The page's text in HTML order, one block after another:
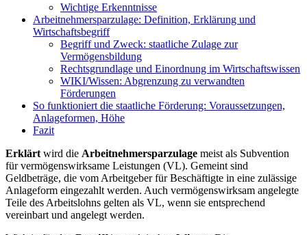
Wichtige Erkenntnisse
Arbeitnehmersparzulage: Definition, Erklärung und
Wirtschaftsbegriff
Begriff und Zweck: staatliche Zulage zur
Vermögensbildung
Rechtsgrundlage und Einordnung im Wirtschaftswissen
WIKI/Wissen: Abgrenzung zu verwandten
Förderungen
So funktioniert die staatliche Förderung: Voraussetzungen,
Anlageformen, Höhe
Fazit
Erklärt wird die Arbeitnehmersparzulage meist als Subvention
für vermögenswirksame Leistungen (VL). Gemeint sind
Geldbeträge, die vom Arbeitgeber für Beschäftigte in eine zulässige
Anlageform eingezahlt werden. Auch vermögenswirksam angelegte
Teile des Arbeitslohns gelten als VL, wenn sie entsprechend
vereinbart und angelegt werden.